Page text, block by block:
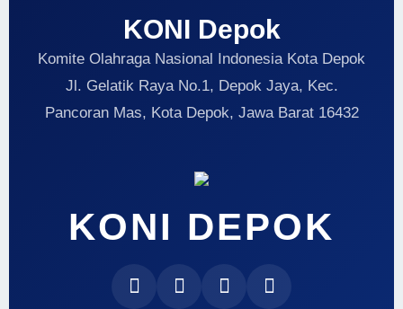
KONI Depok
Komite Olahraga Nasional Indonesia Kota Depok
Jl. Gelatik Raya No.1, Depok Jaya, Kec.
Pancoran Mas, Kota Depok, Jawa Barat 16432
KONI DEPOK